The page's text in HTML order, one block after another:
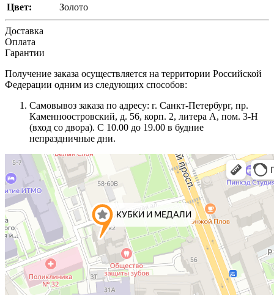
Цвет:
Золото
Доставка
Оплата
Гарантии
Получение заказа осуществляется на территории Российской
Федерации одним из следующих способов:
Самовывоз заказа по адресу: г. Санкт-Петербург, пр.
Каменноостровский, д. 56, корп. 2, литера А, пом. 3-Н
(вход со двора). С 10.00 до 19.00 в будние
непраздничные дни.